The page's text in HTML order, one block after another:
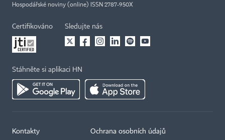
Hospodářské noviny (online) ISSN 2787-950X
Certifikováno Sledujte nás
Stáhněte si aplikaci HN
Kontakty Ochrana osobních údajů